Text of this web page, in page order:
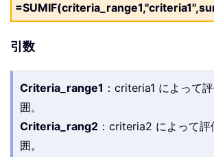
引数
Criteria_range1 ：criteria1 によって
囲。
Criteria_rang2 ：criteria2 によって
囲。